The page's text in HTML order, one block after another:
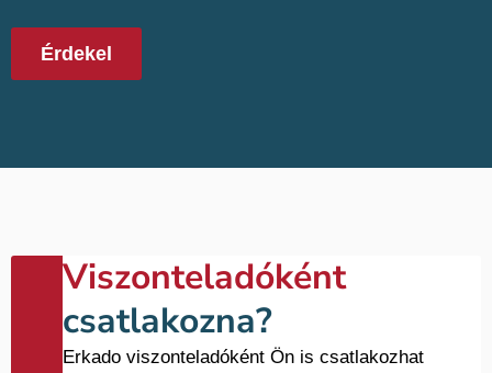
Érdekel
Viszonteladóként
csatlakozna?
Erkado viszonteladóként Ön is csatlakozhat